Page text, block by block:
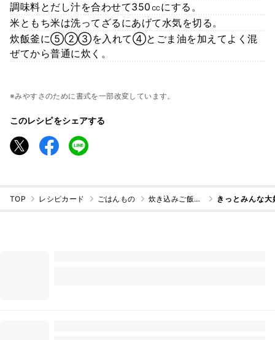
調味料とだし汁を合わせて350㏄にする。
米ともち米は洗ってざるにあげて水気を切る。
炊飯釜に⑤②③を入れて④とごま油を加えてよく混
ぜてから普通に炊く。
※みやすさのために書式を一部改変しています。
このレシピをシェアする
TOP レシピカード ごはんもの 炊き込みご飯・混ぜご飯 きっとみんな